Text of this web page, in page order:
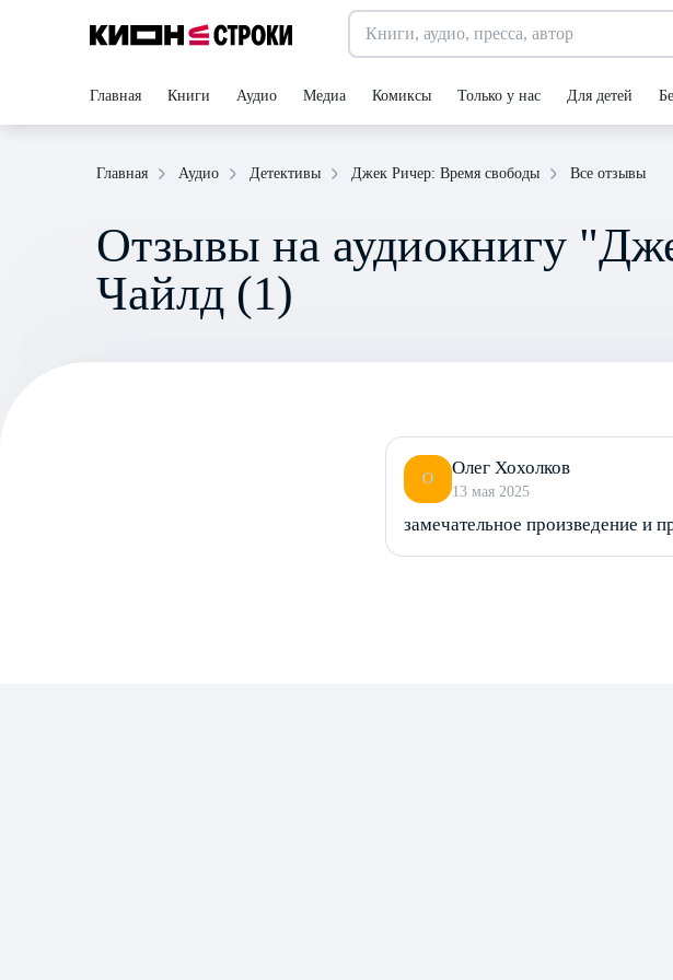
Главная Книги Аудио Медиа Комиксы Только у нас Для детей
Главная Аудио Детективы Джек Ричер: Время свободы Все отзывы
Отзывы на аудиокнигу
Чайлд (1)
О
Олег Хохолков
13 мая 2025
замечательное произведение и